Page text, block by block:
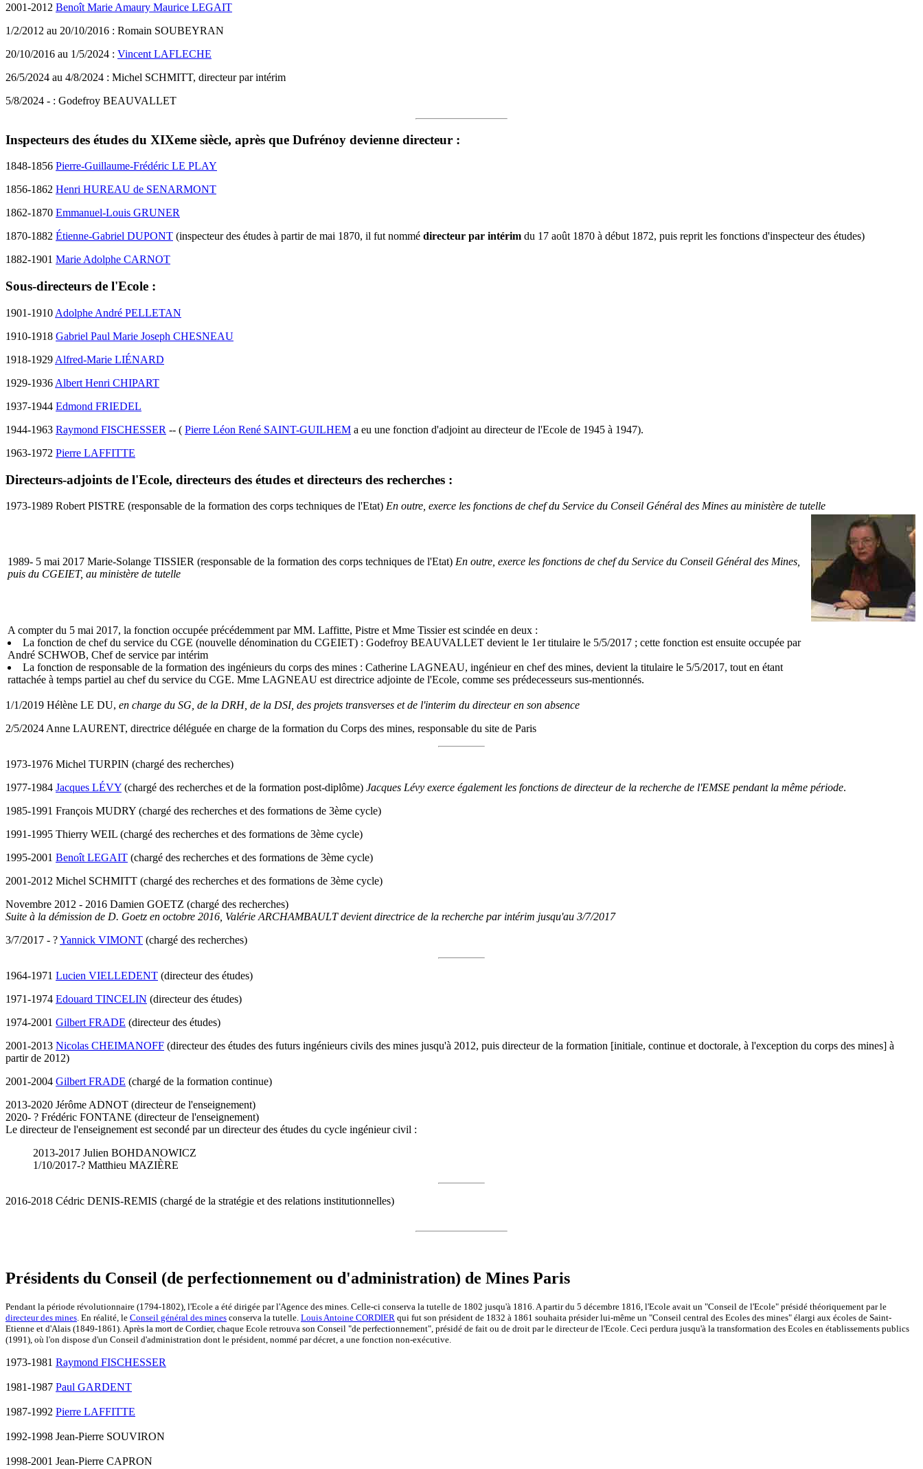
2001-2012 Benoît Marie Amaury Maurice LEGAIT
1/2/2012 au 20/10/2016 : Romain SOUBEYRAN
20/10/2016 au 1/5/2024 : Vincent LAFLECHE
26/5/2024 au 4/8/2024 : Michel SCHMITT, directeur par intérim
5/8/2024 - : Godefroy BEAUVALLET
Inspecteurs des études du XIXeme siècle, après que Dufrénoy devienne directeur :
1848-1856 Pierre-Guillaume-Frédéric LE PLAY
1856-1862 Henri HUREAU de SENARMONT
1862-1870 Emmanuel-Louis GRUNER
1870-1882 Étienne-Gabriel DUPONT (inspecteur des études à partir de mai 1870, il fut nommé directeur par intérim du 17 août 1870 à début 1872, puis reprit les fonctions d'inspecteur des études)
1882-1901 Marie Adolphe CARNOT
Sous-directeurs de l'Ecole :
1901-1910 Adolphe André PELLETAN
1910-1918 Gabriel Paul Marie Joseph CHESNEAU
1918-1929 Alfred-Marie LIÉNARD
1929-1936 Albert Henri CHIPART
1937-1944 Edmond FRIEDEL
1944-1963 Raymond FISCHESSER -- ( Pierre Léon René SAINT-GUILHEM a eu une fonction d'adjoint au directeur de l'Ecole de 1945 à 1947).
1963-1972 Pierre LAFFITTE
Directeurs-adjoints de l'Ecole, directeurs des études et directeurs des recherches :
1973-1989 Robert PISTRE (responsable de la formation des corps techniques de l'Etat) En outre, exerce les fonctions de chef du Service du Conseil Général des Mines au ministère de tutelle
1989- 5 mai 2017 Marie-Solange TISSIER (responsable de la formation des corps techniques de l'Etat) En outre, exerce les fonctions de chef du Service du Conseil Général des Mines,
puis du CGEIET, au ministère de tutelle
A compter du 5 mai 2017, la fonction occupée précédemment par MM. Laffitte, Pistre et Mme Tissier est scindée en deux :
La fonction de chef du service du CGE (nouvelle dénomination du CGEIET) : Godefroy BEAUVALLET devient le 1er titulaire le 5/5/2017 ; cette fonction est ensuite occupée par
André SCHWOB, Chef de service par intérim
La fonction de responsable de la formation des ingénieurs du corps des mines : Catherine LAGNEAU, ingénieur en chef des mines, devient la titulaire le 5/5/2017, tout en étant
rattachée à temps partiel au chef du service du CGE. Mme LAGNEAU est directrice adjointe de l'Ecole, comme ses prédecesseurs sus-mentionnés.
1/1/2019 Hélène LE DU, en charge du SG, de la DRH, de la DSI, des projets transverses et de l'interim du directeur en son absence
2/5/2024 Anne LAURENT, directrice déléguée en charge de la formation du Corps des mines, responsable du site de Paris
1973-1976 Michel TURPIN (chargé des recherches)
1977-1984 Jacques LÉVY (chargé des recherches et de la formation post-diplôme) Jacques Lévy exerce également les fonctions de directeur de la recherche de l'EMSE pendant la même période.
1985-1991 François MUDRY (chargé des recherches et des formations de 3ème cycle)
1991-1995 Thierry WEIL (chargé des recherches et des formations de 3ème cycle)
1995-2001 Benoît LEGAIT (chargé des recherches et des formations de 3ème cycle)
2001-2012 Michel SCHMITT (chargé des recherches et des formations de 3ème cycle)
Novembre 2012 - 2016 Damien GOETZ (chargé des recherches)
Suite à la démission de D. Goetz en octobre 2016, Valérie ARCHAMBAULT devient directrice de la recherche par intérim jusqu'au 3/7/2017
3/7/2017 - ?Yannick VIMONT (chargé des recherches)
1964-1971 Lucien VIELLEDENT (directeur des études)
1971-1974 Edouard TINCELIN (directeur des études)
1974-2001 Gilbert FRADE (directeur des études)
2001-2013 Nicolas CHEIMANOFF (directeur des études des futurs ingénieurs civils des mines jusqu'à 2012, puis directeur de la formation [initiale, continue et doctorale, à l'exception du corps des mines] à
partir de 2012)
2001-2004 Gilbert FRADE (chargé de la formation continue)
2013-2020 Jérôme ADNOT (directeur de l'enseignement)
2020- ? Frédéric FONTANE (directeur de l'enseignement)
Le directeur de l'enseignement est secondé par un directeur des études du cycle ingénieur civil :
2013-2017 Julien BOHDANOWICZ
1/10/2017-? Matthieu MAZIÈRE
2016-2018 Cédric DENIS-REMIS (chargé de la stratégie et des relations institutionnelles)
Présidents du Conseil (de perfectionnement ou d'administration) de Mines Paris
Pendant la période révolutionnaire (1794-1802), l'Ecole a été dirigée par l'Agence des mines. Celle-ci conserva la tutelle de 1802 jusqu'à 1816. A partir du 5 décembre 1816, l'Ecole avait un "Conseil de l'Ecole" présidé théoriquement par le
directeur des mines. En réalité, le Conseil général des mines conserva la tutelle. Louis Antoine CORDIER qui fut son président de 1832 à 1861 souhaita présider lui-même un "Conseil central des Ecoles des mines" élargi aux écoles de Saint-
Etienne et d'Alais (1849-1861). Après la mort de Cordier, chaque Ecole retrouva son Conseil "de perfectionnement", présidé de fait ou de droit par le directeur de l'Ecole. Ceci perdura jusqu'à la transformation des Ecoles en établissements publics
(1991), où l'on dispose d'un Conseil d'administration dont le président, nommé par décret, a une fonction non-exécutive.
1973-1981 Raymond FISCHESSER
1981-1987 Paul GARDENT
1987-1992 Pierre LAFFITTE
1992-1998 Jean-Pierre SOUVIRON
1998-2001 Jean-Pierre CAPRON